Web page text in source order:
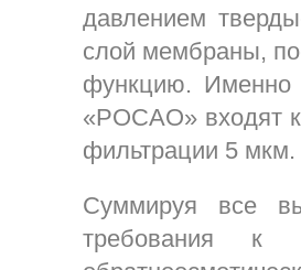
давлением
слой мембраны,
функцию. Именно
«РОСАО» входят
фильтрации 5 мкм.
Суммируя все
требования к